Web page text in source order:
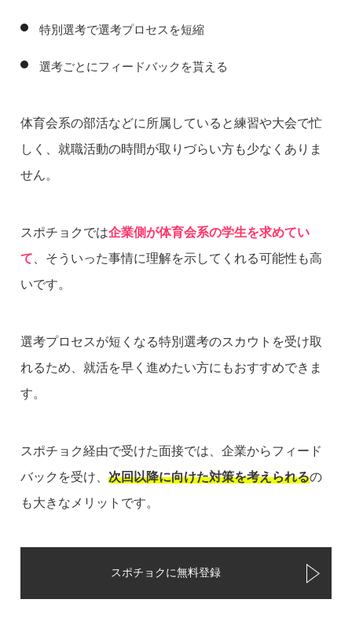
特別選考で選考プロセスを短縮
選考ごとにフィードバックを貰える
体育会系の部活などに所属していると練習や大会で忙
しく、就職活動の時間が取りづらい方も少なくありま
せん。
スポチョクでは企業側が体育会系の学生を求めてい
て、そういった事情に理解を示してくれる可能性も高
いです。
選考プロセスが短くなる特別選考のスカウトを受け取
れるため、就活を早く進めたい方にもおすすめできま
す。
スポチョク経由で受けた面接では、企業からフィード
バックを受け、 次回以降に向けた対策を考えられるの
も大きなメリットです。
スポチョクに無料登録